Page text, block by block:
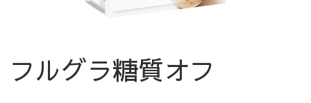
フルグラ糖質オフ